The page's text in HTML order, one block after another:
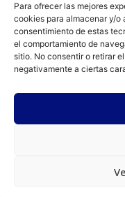
Para ofrecer las mejores
cookies para almacenar y/o
consentimiento de estas
el comportamiento de
sitio. No consentir o retirar
negativamente a ciertas
F
a
c
e
b
o
I
t
© Todos